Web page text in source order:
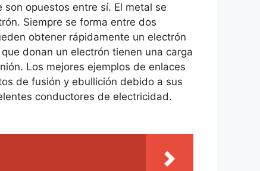
opuestos entre sí. El metal se
Siempre se forma entre dos
obtener rápidamente un electrón
donan un electrón tienen una carga
Los mejores ejemplos de enlaces
de fusión y ebullición debido a sus
conductores de electricidad.